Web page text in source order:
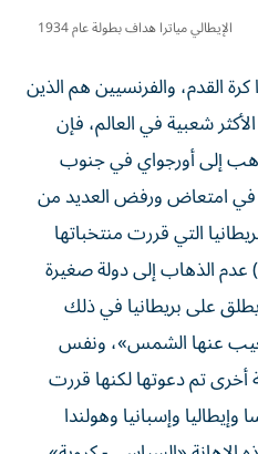
الإيطالي مياترا هداف بطولة عام 1934
القدم، والفرنسيين هم الذين
شعبية في العالم، فإن
إلى أورجواي في جنوب
في امتعاض ورفض العديد من
التي قررت منتخباتها
عدم الذهاب إلى دولة صغيرة
يطلق على بريطانيا في ذلك
تغيب عنها الشمس»، ونفس
أخرى تم دعوتها لكنها قررت
وإسبانيا وهولندا